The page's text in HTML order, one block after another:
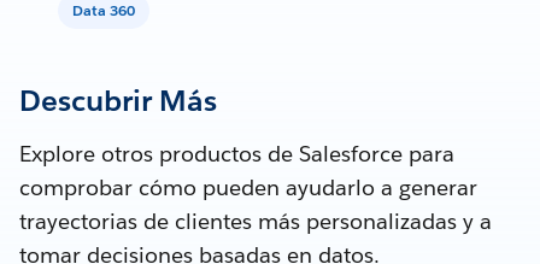
Data 360
Descubrir Más
Explore otros productos de Salesforce para
comprobar cómo pueden ayudarlo a generar
trayectorias de clientes más personalizadas y a
tomar decisiones basadas en datos.